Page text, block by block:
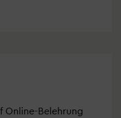
Online-Belehrung